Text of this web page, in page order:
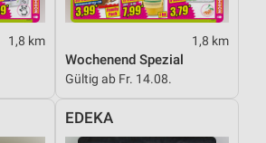
1,8 km 1,8 km
Wochenend Spezial
Gültig ab Fr. 14.08.
EDEKA